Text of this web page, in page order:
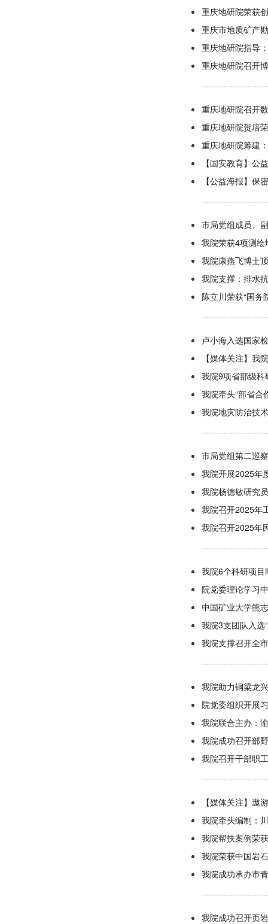
重庆地研院荣获
重庆市地质矿产
重庆地研院指导
重庆地研院召开
重庆地研院召开
重庆地研院贺培
重庆地研院筹建
【国安教育】公
【公益海报】保
市局党组成员、
我院荣获4项测
我院康燕飞博士
我院支撑：排水
陈立川荣获“国务
卢小海入选国家
【媒体关注】我
我院9项省部级
我院牵头“部省合
我院地灾防治技
市局党组第二巡
我院开展2025年
我院杨德敏研究
我院召开2025年
我院召开2025年
我院6个科研项
院党委理论学习
中国矿业大学熊
我院3支团队入选
我院支撑召开全
我院助力铜梁龙
院党委组织开展
我院联合主办：
我院成功召开部
我院召开干部职
【媒体关注】遨
我院牵头编制：
我院帮扶案例荣
我院荣获中国岩
我院成功承办市
我院成功召开页